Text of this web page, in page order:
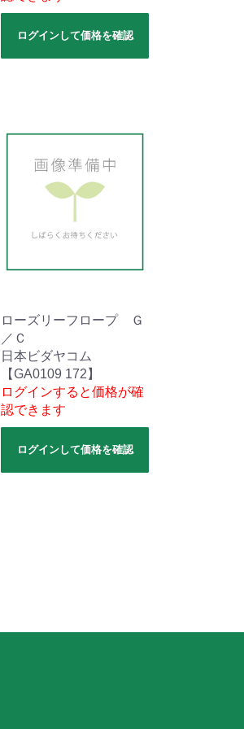
ログインして価格を確認
ローズリーフロープ Ｇ
／Ｃ
日本ビダヤコム
【GA0109 172】
ログインすると価格が確
認できます
ログインして価格を確認